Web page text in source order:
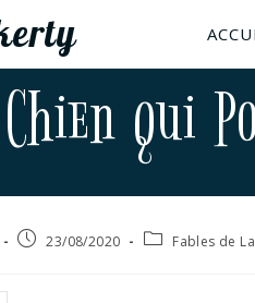
qui
23/08/2020 Fables de